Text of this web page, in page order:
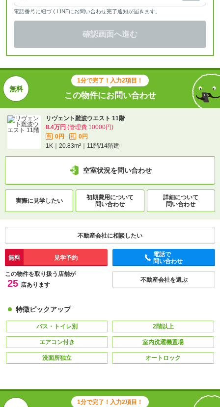
電話番号に紐づくLINEにお問い合わせ完了通知が届きます。
確認画面へ進む
1分で完了！入力2項目！
この物件にお問い合わせ
リヴェント難波ウエスト 11階
8.4万円 (管理費 10000円)
敷 0円 礼
0円
1K｜20.83m²｜11階/14階建
空室状況を問い合わせ
実際に見学したい
初期費用について
問い合わせ
詳細について
問い合わせ
不動産会社に相談したい
無料 見学予約
電話で
問い合わせ
この物件を取り扱う店舗が
25 店あります
不動産会社を選ぶ
特徴ピックアップ
バス・トイレ別 2階以上
エアコン付き 室内洗濯機置場
洗面所独立 オートロック
1分で完了！入力2項目！